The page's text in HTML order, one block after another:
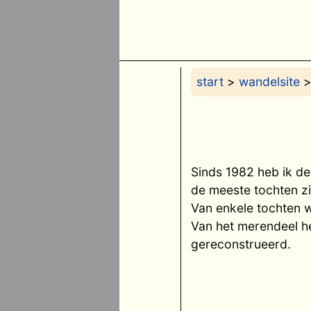
start >wandelsite
Sinds 1982 heb ik
de meeste tochten
Van enkele tochten
Van het merendeel
gereconstrueerd.